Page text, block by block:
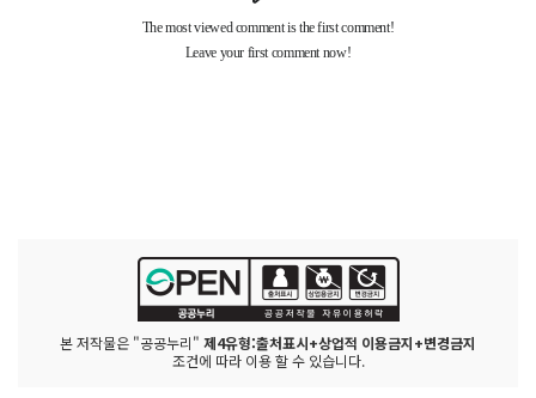
본 저작물은 "공공누리" 제4유형:출처표시+상업적 이용금지+변경금지
조건에 따라 이용 할 수 있습니다.